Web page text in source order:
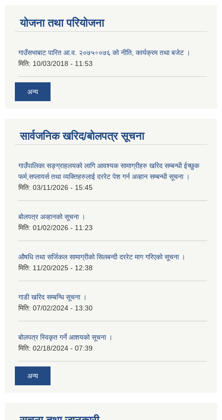
योजना तथा परियोजना
गाउँसभाबाट पारित आ.व. २०७५÷०७६ को नीति, कार्यक्रम तथा बजेट ।
मिति: 10/03/2018 - 11:53
अन्य
सार्वजनिक खरिद/बोलपत्र सूचना
गाउँपालिका सङ्ग्राहलयको लागि आवश्यक सामाग्रीहरु खरिद सम्बन्धी ईच्छुक
फर्म,सप्लायर्स तथा व्यक्तिहरुलाई दररेट पेश गर्न अव्हान सम्बन्धी सूचना ।
मिति: 03/11/2026 - 15:45
बोलपत्र अव्हानको सूचना ।
मिति: 01/02/2026 - 11:23
औषधि तथा सर्जिकल सामाग्रीको सिलबन्दी दररेट माग गरिएको सूचना ।
मिति: 11/20/2025 - 12:38
गाडी खरिद सम्बन्धि सूचना ।
मिति: 07/02/2024 - 13:30
बोलपत्र स्विकृत गर्ने आशयको सूचना ।
मिति: 02/18/2024 - 07:39
अन्य